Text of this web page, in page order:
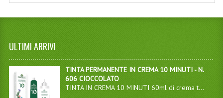
ULTIMI ARRIVI
TINTA PERMANENTE IN CREMA 10 MINUTI - N.
606 CIOCCOLATO
TINTA IN CREMA 10 MINUTI 60ml di crema t...